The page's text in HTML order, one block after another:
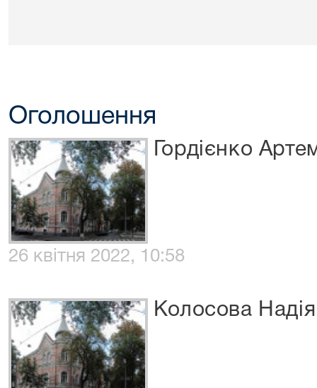
Оголошення
Гордієнко
26 квітня 2022, 10:58
Колосова Надія